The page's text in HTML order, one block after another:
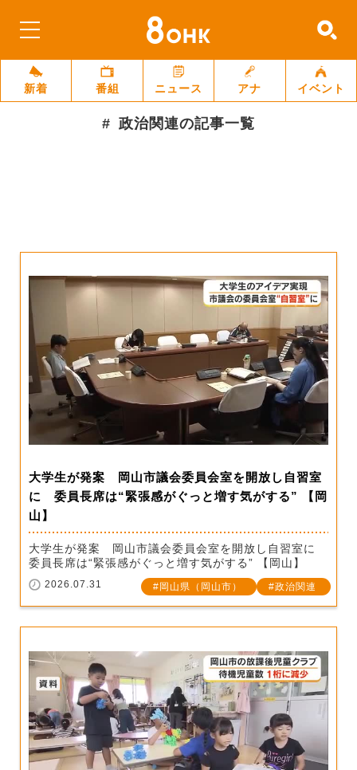
新着 番組 ニュース アナ イベント
政治関連の記事一覧
大学生が発案 岡山市議会委員会室を開放し自習室
に 委員長席は“緊張感がぐっと増す気がする” 【岡
山】
大学生が発案 岡山市議会委員会室を開放し自習室に
委員長席は“緊張感がぐっと増す気がする” 【岡山】
2026.07.31 岡山県（岡山市） 政治関連